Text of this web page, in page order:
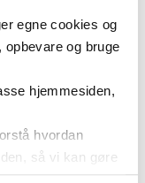
egne cookies og
og bruge
hjemmesiden,
hvordan
så vi kan gøre